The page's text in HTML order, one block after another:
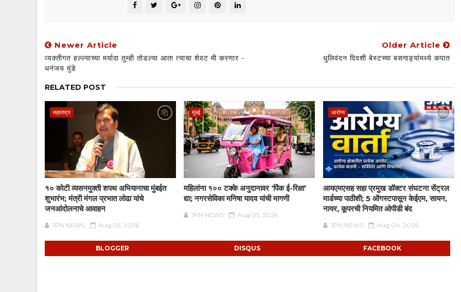
Newer Article
व्यक्तीगत हल्ल्याच्या मर्यादा तुम्ही तोडल्या आता त्याचा शेवट मी करणार -
धनंजय मुंडे
Older Article
धुलिवंदन दिवशी बेस्टच्या बसगाड्यांमध्ये कपात
RELATED POST
महाराष्ट्र
१० कोटी व्यसनमुक्ती शपथ अभियानाचा मुंबईत
शुभारंभ; मंत्री मंगल प्रभात लोढा यांचे
जनआंदोलनाचे आवाहन
JPN NEWS Aug 05, 2026
मुंबई
महिलांना १०० टक्के अनुदानावर ‘पिंक ई-रिक्षा’
द्या; नगरसेविका मनिषा यादव यांची मागणी
JPN NEWS Aug 05, 2026
आरोग्य
आयएमएसह सहा प्रमुख डॉक्टर संघटना सेंट्रल
मार्डच्या पाठीशी; 5 ऑगस्टपासून केईएम, सायन,
नायर, कूपरची नियमित ओपीडी बंद
JPN NEWS Aug 04, 2026
BLOGGER DISQUS FACEBOOK